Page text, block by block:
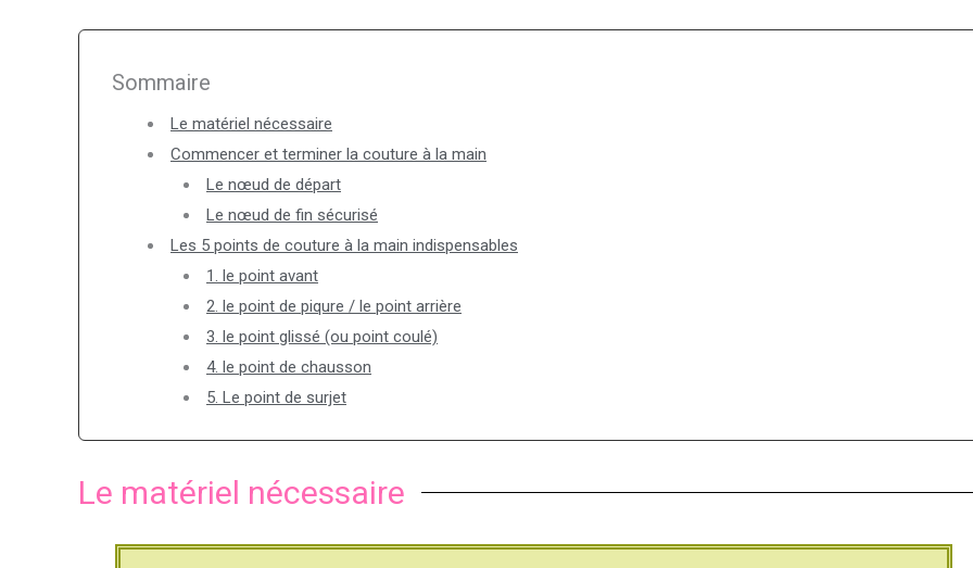
Sommaire
Le matériel nécessaire
Commencer et terminer la couture à la main
Le nœud de départ
Le nœud de fin sécurisé
Les 5 points de couture à la main indispensables
1. le point avant
2. le point de piqure / le point arrière
3. le point glissé (ou point coulé)
4. le point de chausson
5. Le point de surjet
Le matériel nécessaire